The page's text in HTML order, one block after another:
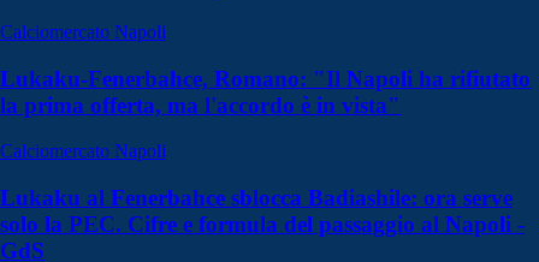
Calciomercato Napoli
Lukaku-Fenerbahce, Romano: "Il Napoli ha rifiutato
la prima offerta, ma l'accordo è in vista"
Calciomercato Napoli
Lukaku al Fenerbahce sblocca Badiashile: ora serve
solo la PEC. Cifre e formula del passaggio al Napoli -
GdS